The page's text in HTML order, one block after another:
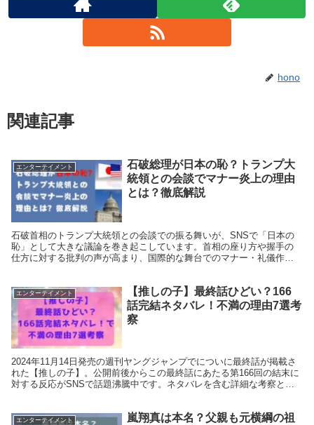
hono
関連記事
エンターテイメント
石破総理が日本の恥？トランプ大
統領との会談でマナー炎上の理由
とは？徹底解説
石破首相のトランプ大統領との会談での振る舞いが、SNSで「日本の
恥」として大きな議論を巻き起こしています。首相の座り方や握手の
仕方に対する批判の声が高まり、国際的な舞台でのマナー・礼儀作法
エンターテイメント
【推しの子】最終話ひどい？166
話完結ネタバレ！不満の理由7選考
察
2024年11月14日発売の週刊ヤングジャンプでについに最終話が掲載さ
れた【推しの子】。公開前後からこの最終話にあたる第166回の結末に
対する反応がSNSで話題沸騰中です。ネタバレを含む詳細な考察と、
エンターテイメント
嵐翔真は本名？父親も元横綱の祖